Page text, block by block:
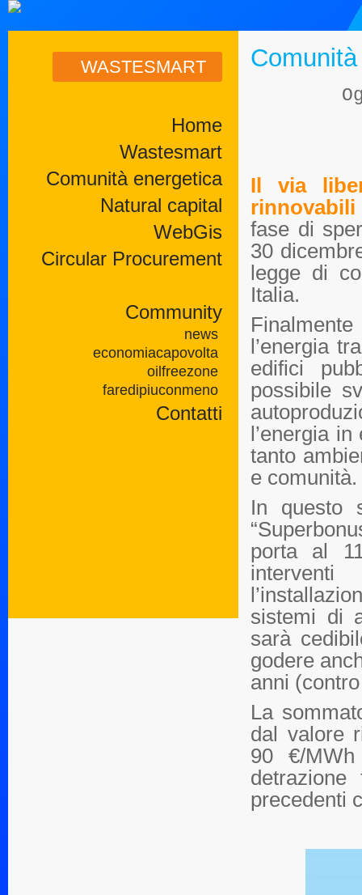
WASTESMART
Home
Wastesmart
Comunità energetica
Natural capital
WebGis
Circular Procurement
Community
news
economiacapovolta
oilfreezone
faredipiuconmeno
Contatti
Il via
rinnovabili
fase di
30
legge di
Italia.
l’energia
edifici
possibile
l’energia
tanto
e comunità.
In questo
porta al
sistemi di
sarà
godere
anni
La
dal valore
90 €/
detrazione
precedenti